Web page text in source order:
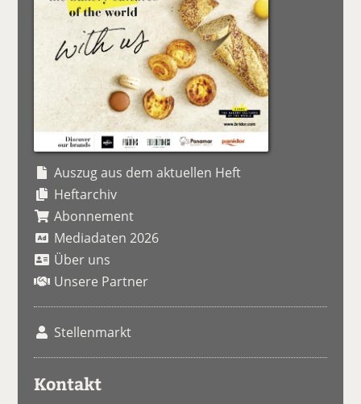
Auszug aus dem aktuellen Heft
Heftarchiv
Abonnement
Mediadaten 2026
Über uns
Unsere Partner
Stellenmarkt
Kontakt